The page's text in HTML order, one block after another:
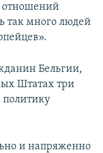
отношений
так много людей
Бельгии,
Штатах три
политику
и напряженно